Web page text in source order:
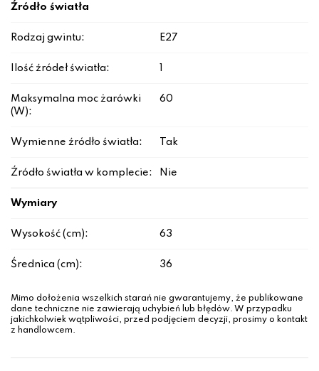
Źródło światła
Rodzaj gwintu: E27
Ilość źródeł światła:
Maksymalna moc żarówki
(W):
60
Wymienne źródło światła: Tak
Źródło światła w komplecie: Nie
Wymiary
Wysokość (cm): 63
Średnica (cm): 36
Mimo dołożenia wszelkich starań nie gwarantujemy, że publikowane
dane techniczne nie zawierają uchybień lub błędów. W przypadku
jakichkolwiek wątpliwości, przed podjęciem decyzji, prosimy o kontakt
z handlowcem.